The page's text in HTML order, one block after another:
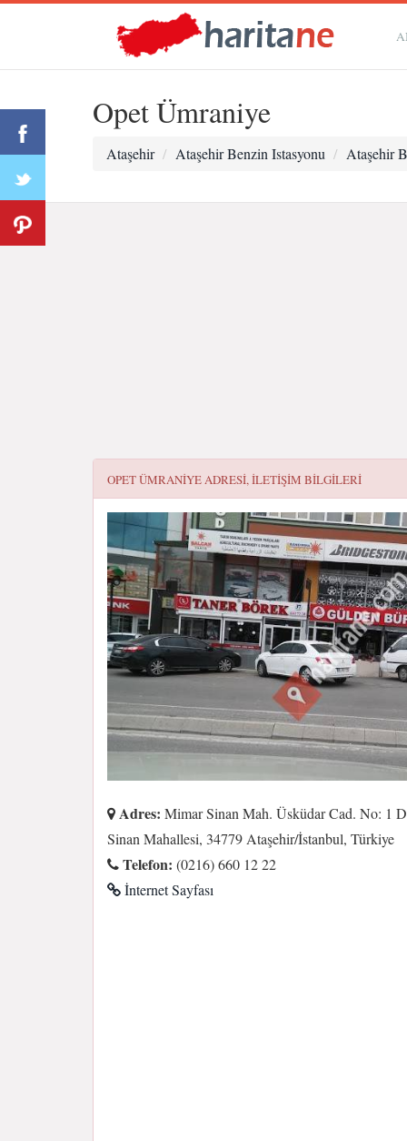
Opet Ümraniye
Ataşehir Ataşehir Benzin Istasyonu Ataşehir
OPET ÜMRANIYEADRESI, ILETIŞIM BILGILERI
Adres: Mimar Sinan Mah. Üsküdar Cad. No: 1
Sinan Mahallesi, 34779 Ataşehir/İstanbul, Türkiye
Telefon: (0216) 660 12 22
İnternet Sayfası